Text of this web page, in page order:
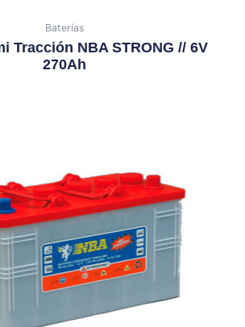
Baterías
Tracción NBA STRONG // 6V
270Ah